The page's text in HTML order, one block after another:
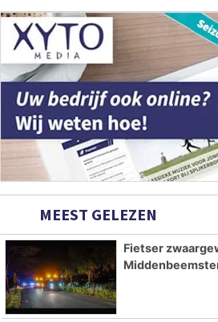
MEEST GELEZEN
Fietser